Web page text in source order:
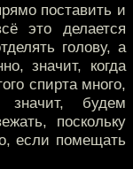
поставить и
это делается
голову, а
значит, когда
спирта много,
будем
поскольку
если помещать